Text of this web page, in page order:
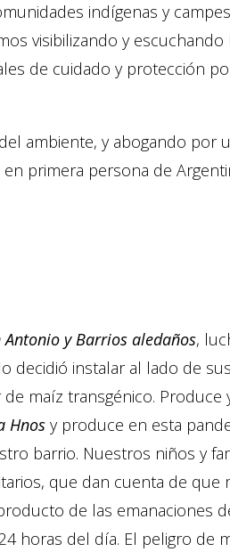
indígenas y
visibilizando y escuchando
de cuidado y protección
ambiente, y abogando por
primera persona de
Antonio y Barrios aledaños,
instalar al lado de sus
maíz transgénico. Produce
Hnos y produce en esta
barrio. Nuestros niños y
que dan cuenta de que
de las emanaciones
horas del día. El peligro de